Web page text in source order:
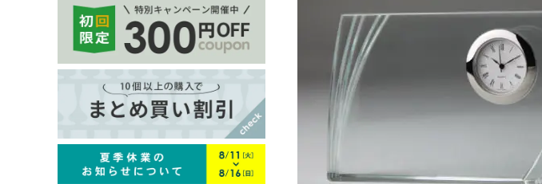
ペットグッズ
フォトフレーム
ペーパーウェイト